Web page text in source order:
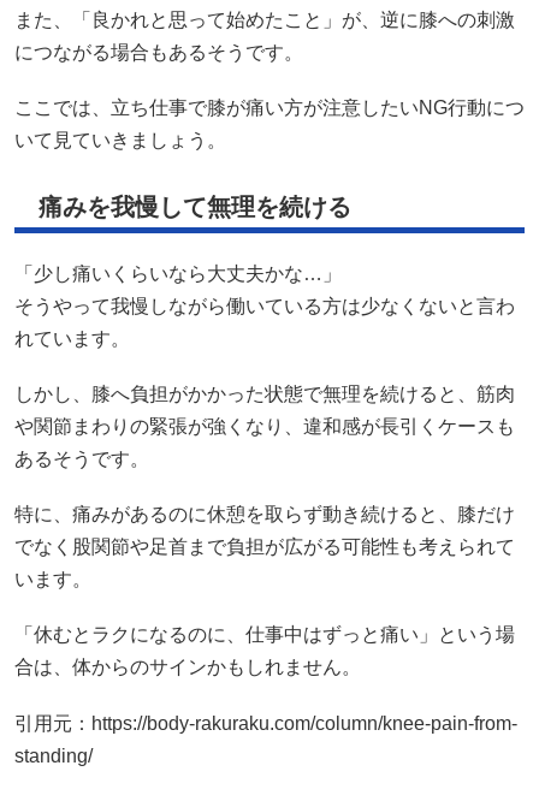
また、「良かれと思って始めたこと」が、逆に膝への刺激
につながる場合もあるそうです。
ここでは、立ち仕事で膝が痛い方が注意したいNG行動につ
いて見ていきましょう。
痛みを我慢して無理を続ける
「少し痛いくらいなら大丈夫かな…」
そうやって我慢しながら働いている方は少なくないと言わ
れています。
しかし、膝へ負担がかかった状態で無理を続けると、筋肉
や関節まわりの緊張が強くなり、違和感が長引くケースも
あるそうです。
特に、痛みがあるのに休憩を取らず動き続けると、膝だけ
でなく股関節や足首まで負担が広がる可能性も考えられて
います。
「休むとラクになるのに、仕事中はずっと痛い」という場
合は、体からのサインかもしれません。
引用元： https://body-rakuraku.com/column/knee-pain-from-
standing/